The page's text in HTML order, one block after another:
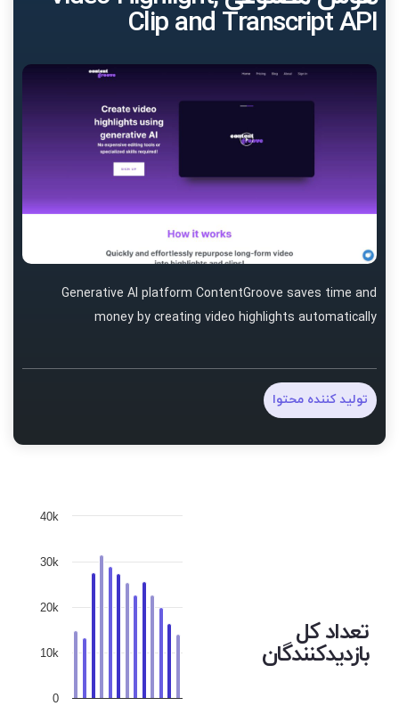
Clip and Transcript API
Generative AI platform ContentGroove saves time and
money by creating video highlights automatically
تولید کننده محتوا
تعداد کل
بازدیدکنندگان
0
10k
20k
30k
40k